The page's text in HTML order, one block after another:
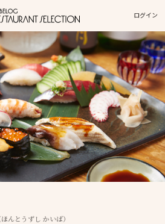
ログイン
ほんとうずし かいば）